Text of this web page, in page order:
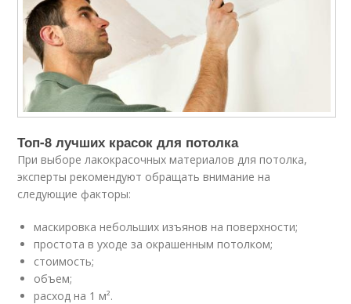
Топ-8 лучших красок для потолка
При выборе лакокрасочных материалов для потолка,
эксперты рекомендуют обращать внимание на
следующие факторы:
маскировка небольших изъянов на поверхности;
простота в уходе за окрашенным потолком;
стоимость;
объем;
расход на 1 м².